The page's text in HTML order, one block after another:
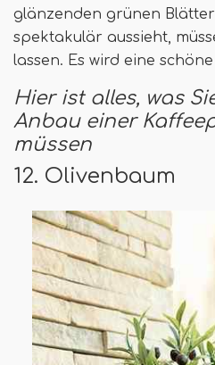
glänzenden grünen
spektakulär aussieht,
lassen. Es wird eine
Hier ist alles, was
Anbau einer
müssen
12. Olivenbaum